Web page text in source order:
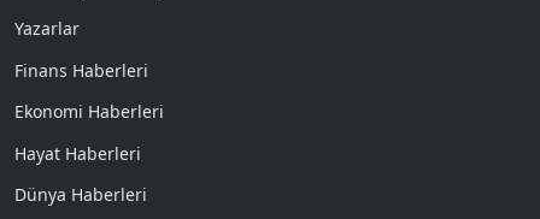
Yazarlar
Finans Haberleri
Ekonomi Haberleri
Hayat Haberleri
Dünya Haberleri